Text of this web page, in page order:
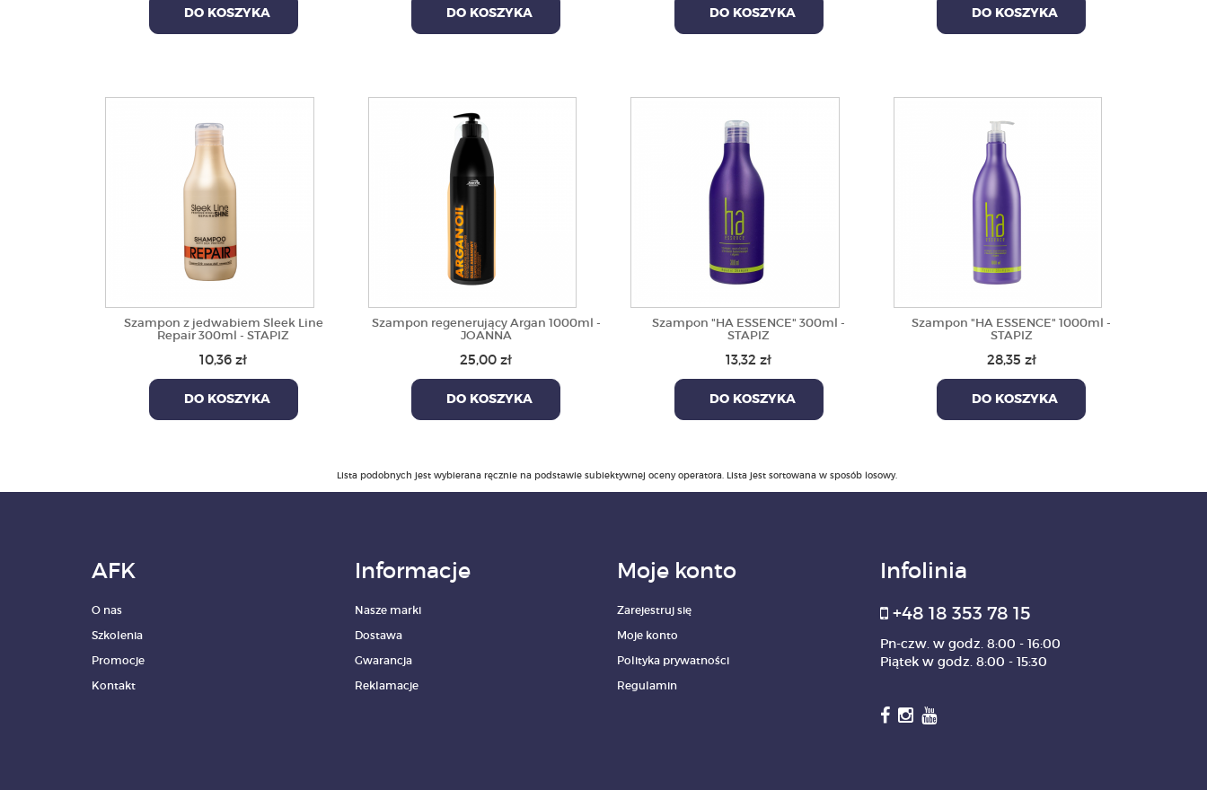
DO KOSZYKA DO KOSZYKA DO KOSZYKA DO KOSZYKA
Szampon z jedwabiem Sleek Line
Repair 300ml - STAPIZ
10,36 zł
DO KOSZYKA
Szampon regenerujący Argan 1000ml -
JOANNA
25,00 zł
DO KOSZYKA
Szampon "HA ESSENCE" 300ml -
STAPIZ
13,32 zł
DO KOSZYKA
Szampon "HA ESSENCE" 1000ml -
STAPIZ
28,35 zł
DO KOSZYKA
Lista podobnych jest wybierana ręcznie na podstawie subiektywnej oceny operatora. Lista jest sortowana w sposób losowy.
AFK
O nas
Szkolenia
Promocje
Kontakt
Informacje
Nasze marki
Dostawa
Gwarancja
Reklamacje
Moje konto
Zarejestruj się
Moje konto
Polityka prywatności
Regulamin
Infolinia
+48 18 353 78 15
Pn-czw. w godz. 8:00 - 16:00
Piątek w godz. 8:00 - 15:30